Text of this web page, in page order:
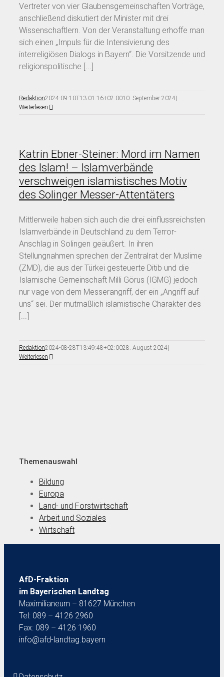
Vertreter von vier Glaubensgemeinschaften Vorträge,
anschließend diskutiert der Minister mit drei
Wissenschaftlern. Von der Veranstaltung erhoffe man
sich einen „Impuls für die Intensivierung des
interreligiösen Dialogs in Bayern“. Die Vorsitzende und
religionspolitische [...]
Redaktion2024-09-10T13:01:16+02:0010. September 2024|
Weiterlesen
Katrin Ebner-Steiner: Mord im Namen
des Islam! – Islamverbände
verschweigen islamistisches Motiv
des Solinger Messer-Attentäters
Mittlerweile haben sich auch die drei einflussreichsten
Islamverbände in Deutschland zu dem Terror-
Anschlag in Solingen geäußert. In ihren
Stellungnahmen sprechen der Zentralrat der Muslime
(ZMD), die aus der Türkei gesteuerte Ditib und die
Islamische Gemeinschaft Milli Görus (IGMG) jedoch
nur vage von dem Messerangriff, der ein „Angriff auf
uns“ sei. Der mutmaßlich islamistische Charakter des
[...]
Redaktion2024-08-28T13:49:48+02:0028. August 2024|
Weiterlesen
Themenauswahl
Bildung
Europa
Land- und Forstwirtschaft
Arbeit und Soziales
Wirtschaft
AfD-Fraktion
im Bayerischen Landtag
Maximilianeum – 81627 München
Tel: 089 – 4126 2960
Fax: 089 – 4126 1960
info@afd-landtag.bayern